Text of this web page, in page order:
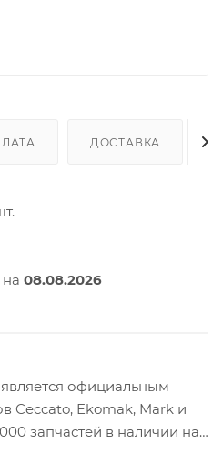
ДОСТАВКА
08.08.2026
официальным
Ceccato, Ekomak, Mark и
запчастей в наличии на